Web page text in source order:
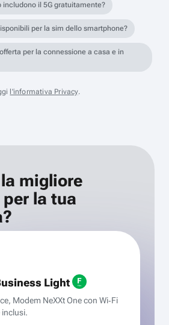
includono il 5G gratuitamente?
per la sim dello smartphone?
per la connessione a casa e in
l'informativa Privacy.
migliore
la tua
Light
Modem NeXXt One con Wi‑Fi
inclusi.